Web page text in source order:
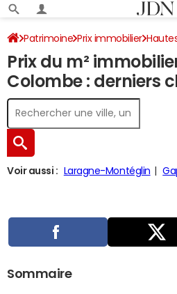
Patrimoine Prix immobilier
Prix du m²
Colombe : derniers
Voir aussi : Laragne-Montéglin
Sommaire